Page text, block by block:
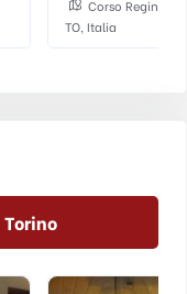
Corso Regina
TO, Italia
Torino